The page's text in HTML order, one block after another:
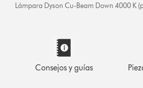
Lámpara Dyson Cu-Beam Down 4000 K
Consejos y guías